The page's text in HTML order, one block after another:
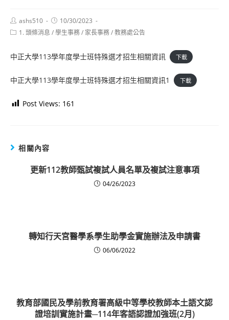
Post
author:
ashs510
Post
published:
10/30/2023
Post1. 頭條消息 /學生事務/ 家長事務/教務處公告
中正大學113學年度學士班特殊選才招生相關資訊 下載
中正大學113學年度學士班特殊選才招生相關資訊1 下載
Post Views: 161
相關內容
更新112教師甄試複試人員名單及複試注意事項
04/26/2023
轉知行天宮醫學系學生助學金實施辦法及申請書
06/06/2022
教育部國民及學前教育署高級中等學校教師本土語文認
證培訓實施計畫─114年客語認證加強班(2月)